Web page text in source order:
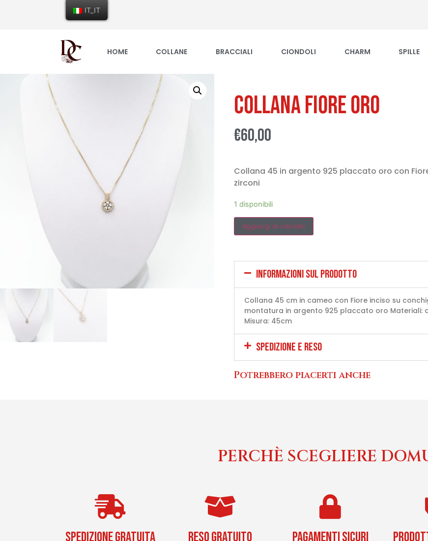
HOME COLLANE BRACCIALI CIONDOLI CHARM SPILLE
Collana Fiore Oro
€60,00
Collana 45 in argento 925 placcato oro con
zirconi
1 disponibili
Aggiungi al carrello
INFORMAZIONI SUL PRODOTTO
Collana 45 cm in cameo con Fiore inciso su
montatura in argento 925 placcato oro Materiali:
Misura: 45cm
SPEDIZIONE E RESO
Potrebbero piacerti anche
PERCHÈ SCEGLIERE
SPEDIZIONE GRATUITA RESO GRATUITO PAGAMENTI SICURI
IT_IT